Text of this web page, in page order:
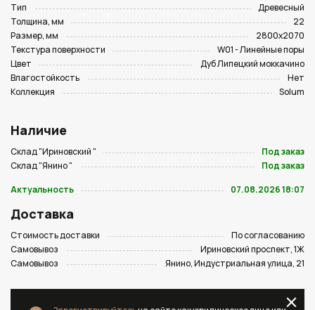
Тип
Древесный
Толщина, мм
22
Размер, мм
2800х2070
Текстура поверхности
W01 - Линейные поры
Цвет
Дуб Липецкий моккачино
Влагостойкость
Нет
Коллекция
Solum
Наличие
Склад "Ириновский "
Под заказ
Склад "Янино "
Под заказ
Актуальность
07.08.2026 18:07
Доставка
Стоимость доставки
По согласованию
Самовывоз
Ириновский проспект, 1Ж
Самовывоз
Янино, Индустриальная улица, 21